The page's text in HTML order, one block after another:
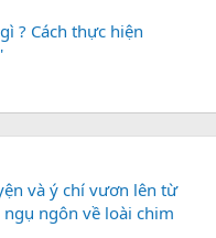
? Cách thực hiện
và ý chí vươn lên từ
ngôn về loài chim